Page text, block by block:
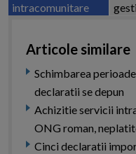
intracomunitare
Articole similare
Schimbarea
declaratii se depun
Achizitie servicii
ONG roman,
Cinci declaratii